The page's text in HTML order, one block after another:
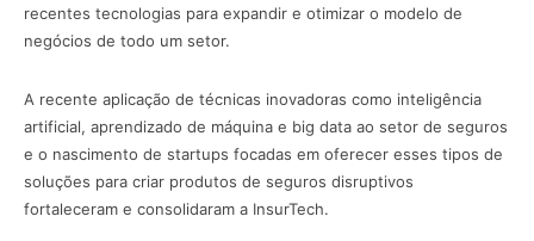
recentes tecnologias para expandir e otimizar o modelo de
negócios de todo um setor.
A recente aplicação de técnicas inovadoras como inteligência
artificial, aprendizado de máquina e big data ao setor de seguros
e o nascimento de startups focadas em oferecer esses tipos de
soluções para criar produtos de seguros disruptivos
fortaleceram e consolidaram a InsurTech.